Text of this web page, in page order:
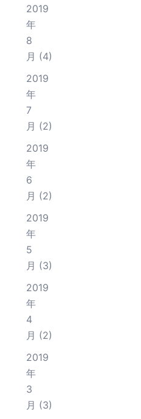
2019
年
8
月 (4)
2019
年
7
月 (2)
2019
年
6
月 (2)
2019
年
5
月 (3)
2019
年
4
月 (2)
2019
年
3
月 (3)